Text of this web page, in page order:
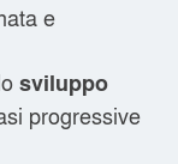
e
sviluppo
progressive